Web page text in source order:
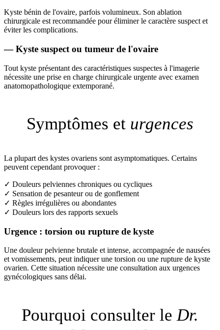
Kyste bénin de l'ovaire, parfois volumineux. Son ablation
chirurgicale est recommandée pour éliminer le caractère suspect et
éviter les complications.
—Kyste suspect ou tumeur de l'ovaire
Tout kyste présentant des caractéristiques suspectes à l'imagerie
nécessite une prise en charge chirurgicale urgente avec examen
anatomopathologique extemporané.
Symptômes et urgences
La plupart des kystes ovariens sont asymptomatiques. Certains
peuvent cependant provoquer :
✓ Douleurs pelviennes chroniques ou cycliques
✓ Sensation de pesanteur ou de gonflement
✓ Règles irrégulières ou abondantes
✓ Douleurs lors des rapports sexuels
Urgence : torsion ou rupture de kyste
Une douleur pelvienne brutale et intense, accompagnée de nausées
et vomissements, peut indiquer une torsion ou une rupture de kyste
ovarien. Cette situation nécessite une consultation aux urgences
gynécologiques sans délai.
Pourquoi consulter le Dr.